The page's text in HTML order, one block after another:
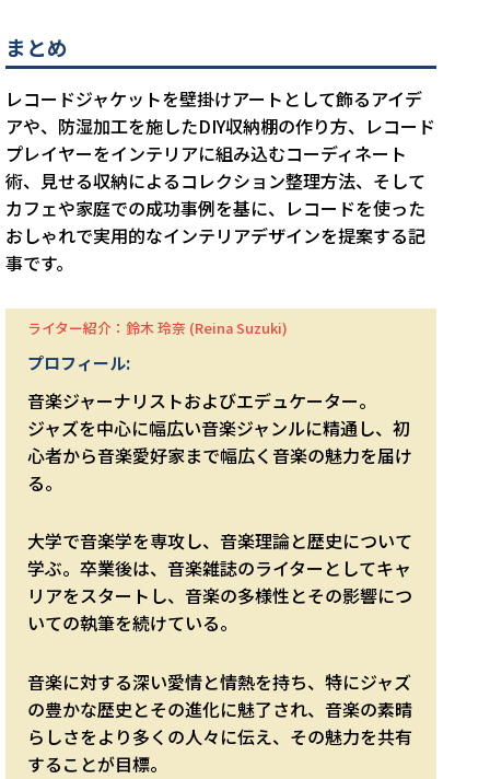
まとめ
レコードジャケットを壁掛けアートとして飾るアイデ
アや、防湿加工を施したDIY収納棚の作り方、レコード
プレイヤーをインテリアに組み込むコーディネート
術、見せる収納によるコレクション整理方法、そして
カフェや家庭での成功事例を基に、レコードを使った
おしゃれで実用的なインテリアデザインを提案する記
事です。
ライター紹介：鈴木 玲奈 (Reina Suzuki)
プロフィール:
音楽ジャーナリストおよびエデュケーター。
ジャズを中心に幅広い音楽ジャンルに精通し、初
心者から音楽愛好家まで幅広く音楽の魅力を届け
る。
大学で音楽学を専攻し、音楽理論と歴史について
学ぶ。卒業後は、音楽雑誌のライターとしてキャ
リアをスタートし、音楽の多様性とその影響につ
いての執筆を続けている。
音楽に対する深い愛情と情熱を持ち、特にジャズ
の豊かな歴史とその進化に魅了され、音楽の素晴
らしさをより多くの人々に伝え、その魅力を共有
することが目標。